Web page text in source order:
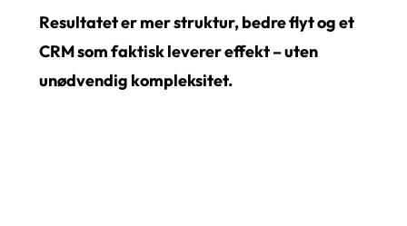
Resultatet er mer struktur, bedre flyt og et
CRM som faktisk leverer effekt – uten
unødvendig kompleksitet.